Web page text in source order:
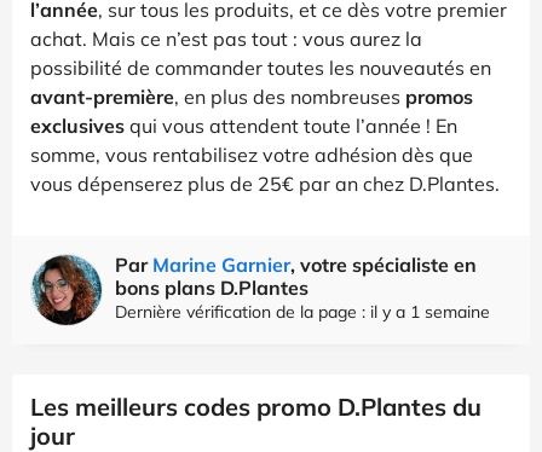
l’année, sur tous les produits, et ce dès votre premier
achat. Mais ce n’est pas tout : vous aurez la
possibilité de commander toutes les nouveautés en
avant-première, en plus des nombreuses promos
exclusives qui vous attendent toute l’année ! En
somme, vous rentabilisez votre adhésion dès que
vous dépenserez plus de 25€ par an chez D.Plantes.
Par Marine Garnier, votre spécialiste en
bons plans D.Plantes
Dernière vérification de la page : il y a 1 semaine
Les meilleurs codes promo D.Plantes du
jour